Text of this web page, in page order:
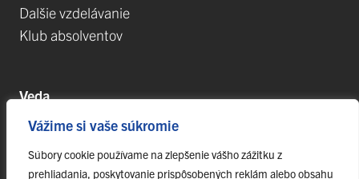
Vážime si vaše súkromie
Súbory cookie používame na zlepšenie vášho zážitku z
prehliadania, poskytovanie prispôsobených reklám alebo obsahu
Dalšie vzdelávanie
Klub absolventov
Veda
Postdoktorandské pozíce
Projekty